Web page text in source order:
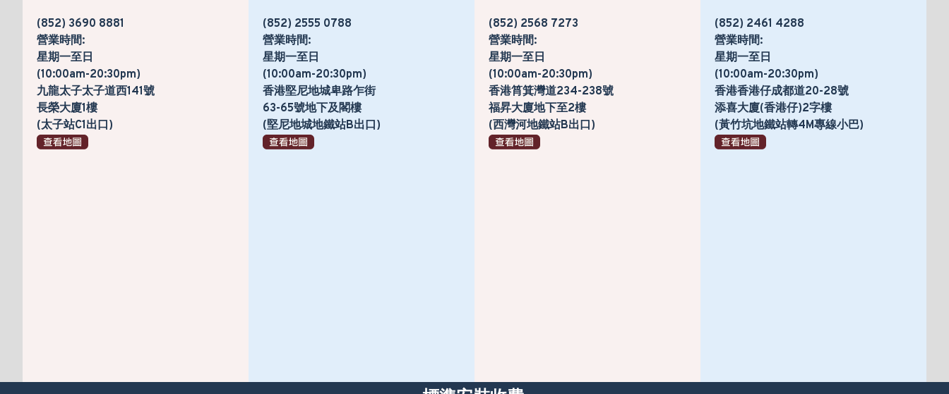
(852) 3690 8881
營業時間:
星期一至日
(10:00am-20:30pm)
九龍太子太子道西141號
長榮大廈1樓
(太子站C1出口)
(852) 2555 0788
營業時間:
星期一至日
(10:00am-20:30pm)
香港堅尼地城卑路乍街
63-65號地下及閣樓
(堅尼地城地鐵站B出口)
(852) 2568 7273
營業時間:
星期一至日
(10:00am-20:30pm)
香港筲箕灣道234-238號
福昇大廈地下至2樓
(西灣河地鐵站B出口)
(852) 2461 4288
營業時間:
星期一至日
(10:00am-20:30pm)
香港香港仔成都道20-28號
添喜大廈(香港仔)2字樓
(黃竹坑地鐵站轉4M專線小巴)